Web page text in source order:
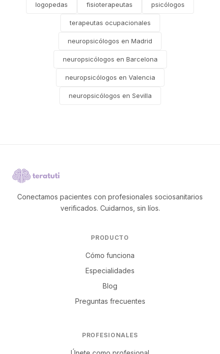
logopedas fisioterapeutas psicólogos
terapeutas ocupacionales
neuropsicólogos en Madrid
neuropsicólogos en Barcelona
neuropsicólogos en Valencia
neuropsicólogos en Sevilla
Conectamos pacientes con profesionales sociosanitarios
verificados. Cuidarnos, sin líos.
PRODUCTO
Cómo funciona
Especialidades
Blog
Preguntas frecuentes
PROFESIONALES